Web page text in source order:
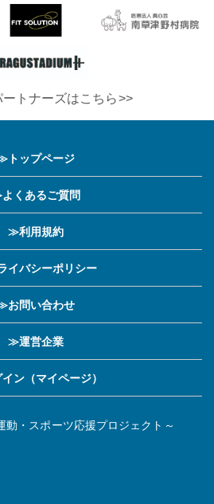
トナーズはこちら>>
トップページ
くあるご質問
≫利用規約
イバシーポリシー
お問い合わせ
≫運営企業
ン（マイページ）
・スポーツ応援プロジェクト～